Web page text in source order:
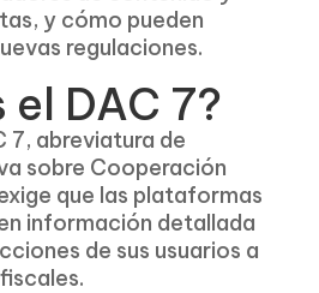
y cómo pueden
regulaciones.
el DAC 7?
7, abreviatura de
sobre Cooperación
que las plataformas
información detallada
de sus usuarios a